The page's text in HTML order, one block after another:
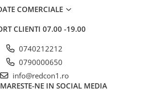
COMERCIALE
CLIENTI 07.00 -19.00
0740212212
0790000650
info@redcon1.ro
NE IN SOCIAL MEDIA